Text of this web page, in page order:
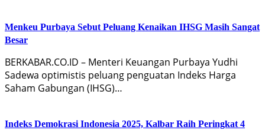
Menkeu Purbaya Sebut Peluang Kenaikan IHSG Masih Sangat
Besar
BERKABAR.CO.ID – Menteri Keuangan Purbaya Yudhi
Sadewa optimistis peluang penguatan Indeks Harga
Saham Gabungan (IHSG)…
Indeks Demokrasi Indonesia 2025, Kalbar Raih Peringkat 4